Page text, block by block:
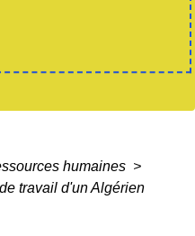
humaines >
travail d'un Algérien